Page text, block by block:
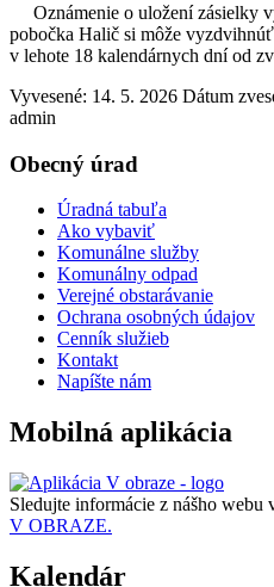
Oznámenie o uložení zásielky
pobočka Halič si môže
v lehote 18 kalendárnych dní od
Vyvesené: 14. 5. 2026 Dátum
admin
Obecný úrad
Úradná tabuľa
Ako vybaviť
Komunálne služby
Komunálny odpad
Verejné obstarávanie
Ochrana osobných údajov
Cenník služieb
Kontakt
Napíšte nám
Mobilná aplikácia
Sledujte informácie z nášho webu
V OBRAZE.
Kalendár